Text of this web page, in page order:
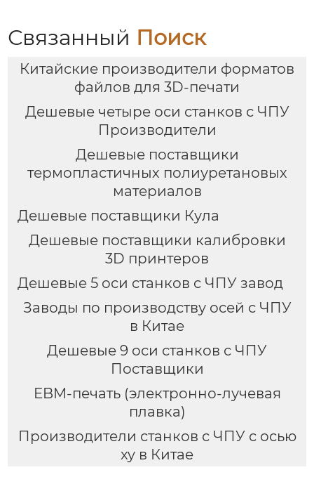
Связанный Поиск
Китайские производители форматов
файлов для 3D-печати
Дешевые четыре оси станков с ЧПУ
Производители
Дешевые поставщики
термопластичных полиуретановых
материалов
Дешевые поставщики Кула
Дешевые поставщики калибровки
3D принтеров
Дешевые 5 оси станков с ЧПУ завод
Заводы по производству осей с ЧПУ
в Китае
Дешевые 9 оси станков с ЧПУ
Поставщики
EBM-печать (электронно-лучевая
плавка)
Производители станков с ЧПУ с осью
xy в Китае